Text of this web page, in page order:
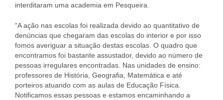
interditaram uma academia em Pesqueira.
“A ação nas escolas foi realizada devido ao quantitativo de
denúncias que chegaram das escolas do interior e por isso
fomos averiguar a situação destas escolas. O quadro que
encontramos foi bastante assustador, devido ao número de
pessoas irregulares encontradas. Nas unidades de ensino:
professores de História, Geografia, Matemática e até
porteiros atuando com as aulas de Educação Física.
Notificamos essas pessoas e estamos encaminhando a